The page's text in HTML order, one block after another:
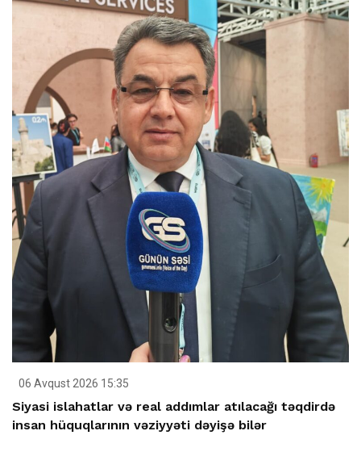
06 Avqust 2026 15:35
Siyasi islahatlar və real addımlar atılacağı təqdirdə
insan hüquqlarının vəziyyəti dəyişə bilər